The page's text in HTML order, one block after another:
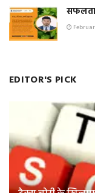
EDITOR'S PICK